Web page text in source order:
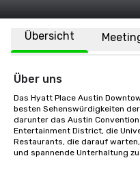
Übersicht
Über uns
Das Hyatt Place Austin
besten Sehenswürdigkeiten
darunter das Austin
Entertainment District, die
Restaurants, die darauf
und spannende Unterhaltung